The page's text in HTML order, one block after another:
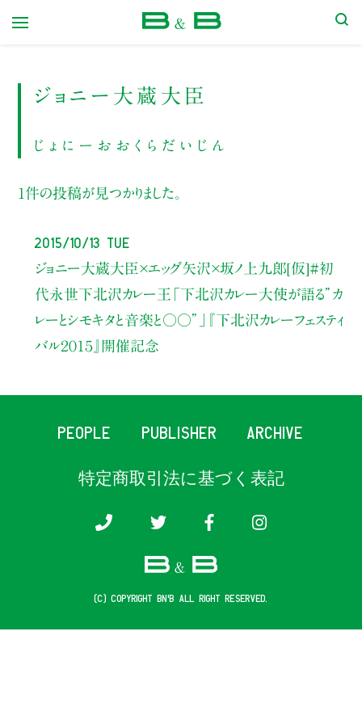
ジョニー大蔵大臣
じょにーおおくらだいじん
1件の投稿が見つかりました。
2015/10/13 Tue
ジョニー大蔵大臣×エッグ矢沢×坂ノ上九郎[仮]#初
代永世下北沢カレー王 「下北沢カレー大使が語る”カ
レーとシモキタと音楽と○○”」
『下北沢カレーフェスティ
バル２０１５』開催記念
PEOPLE PUBLISHER ARCHIVE
特定商取引法に基づく表記
(c) COPYRIGHT B&B ALL RIGHT RESERVED.